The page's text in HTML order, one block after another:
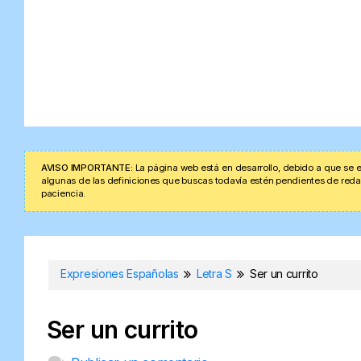
AVISO IMPORTANTE: La página web está en desarrollo, debido a que
algunas de las definiciones que buscas todavía estén pendientes de
paciencia.
Expresiones Españolas Letra S Ser un currito
Ser un currito